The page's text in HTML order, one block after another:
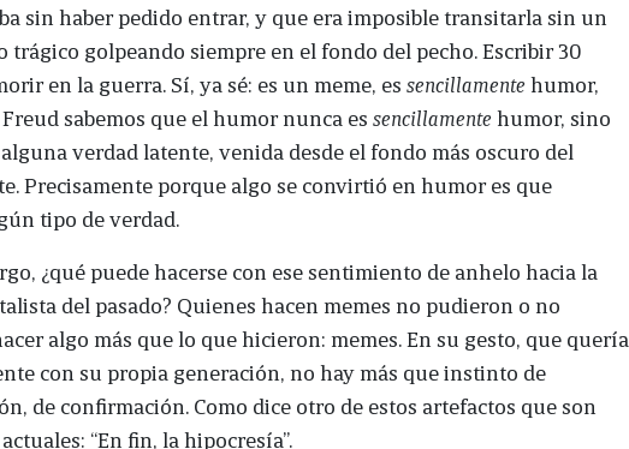
sin haber pedido entrar, y que era imposible transitarla sin un
trágico golpeando siempre en el fondo del pecho. Escribir 30
en la guerra. Sí, ya sé: es un meme, es sencillamente humor,
sabemos que el humor nunca es sencillamente humor, sino
verdad latente, venida desde el fondo más oscuro del
Precisamente porque algo se convirtió en humor es que
tipo de verdad.
¿qué puede hacerse con ese sentimiento de anhelo hacia la
del pasado? Quienes hacen memes no pudieron o no
algo más que lo que hicieron: memes. En su gesto, que quería
con su propia generación, no hay más que instinto de
de confirmación. Como dice otro de estos artefactos que son
“En fin, la hipocresía”.